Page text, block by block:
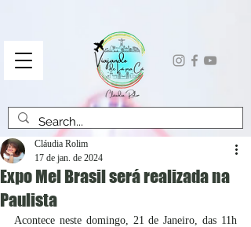
Expo Mel Brasil será realizada na
Paulista
Cláudia Rolim
17 de jan. de 2024
Acontece neste domingo, 21 de Janeiro, das 11h